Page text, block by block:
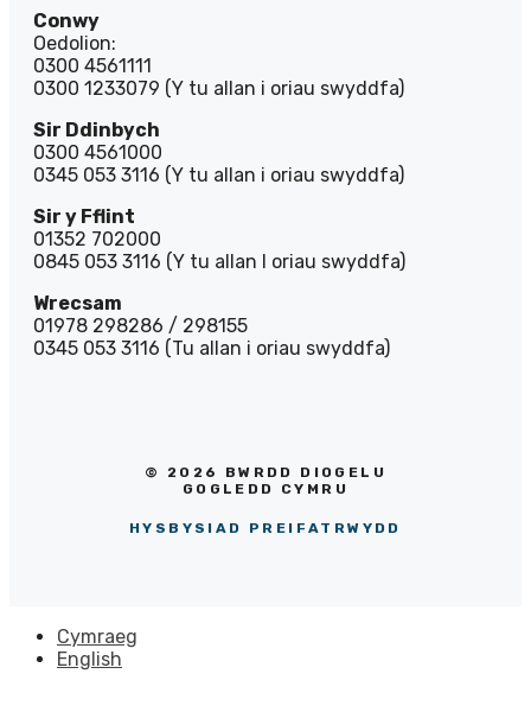
Conwy
Oedolion:
0300 4561111
0300 1233079 (Y tu allan i oriau swyddfa)
Sir Ddinbych
0300 4561000
0345 053 3116 (Y tu allan i oriau swyddfa)
Sir y Fflint
01352 702000
0845 053 3116 (Y tu allan I oriau swyddfa)
Wrecsam
01978 298286 / 298155
0345 053 3116 (Tu allan i oriau swyddfa)
© 2026 BWRDD DIOGELU
GOGLEDD CYMRU
HYSBYSIAD PREIFATRWYDD
Cymraeg
English